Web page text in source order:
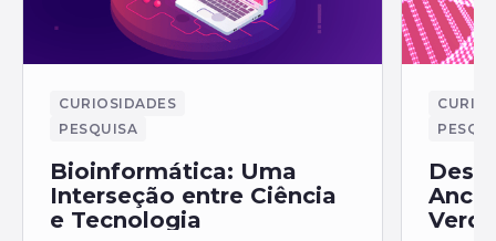
CURIOSIDADES
PESQUISA
Bioinformática: Uma
Interseção entre Ciência
e Tecnologia